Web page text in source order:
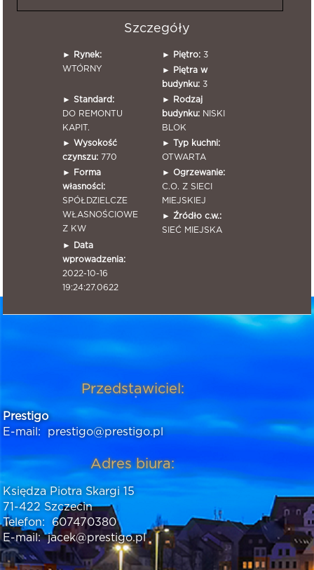
Szczegóły
►
Rynek:
WTÓRNY
► Piętro: 3
►
Piętra w
budynku: 3
► Standard:
DO REMONTU
KAPIT.
►
Rodzaj
budynku: NISKI
BLOK
► Wysokość
czynszu: 770
► Typ kuchni:
OTWARTA
►
Forma
własności:
SPÓŁDZIELCZE
WŁASNOŚCIOWE
Z KW
► Ogrzewanie:
C.O. Z SIECI
MIEJSKIEJ
► Źródło c.w.:
SIEĆ MIEJSKA
►
Data
wprowadzenia:
2022-10-16
19:24:27.0622
Przedstawiciel:
Prestigo
E-mail:
prestigo@prestigo.pl
Adres biura:
Księdza Piotra Skargi 15
71-422 Szczecin
Telefon:
607470380
E-mail: jacek@prestigo.pl